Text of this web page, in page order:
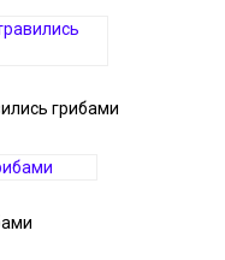
грибами